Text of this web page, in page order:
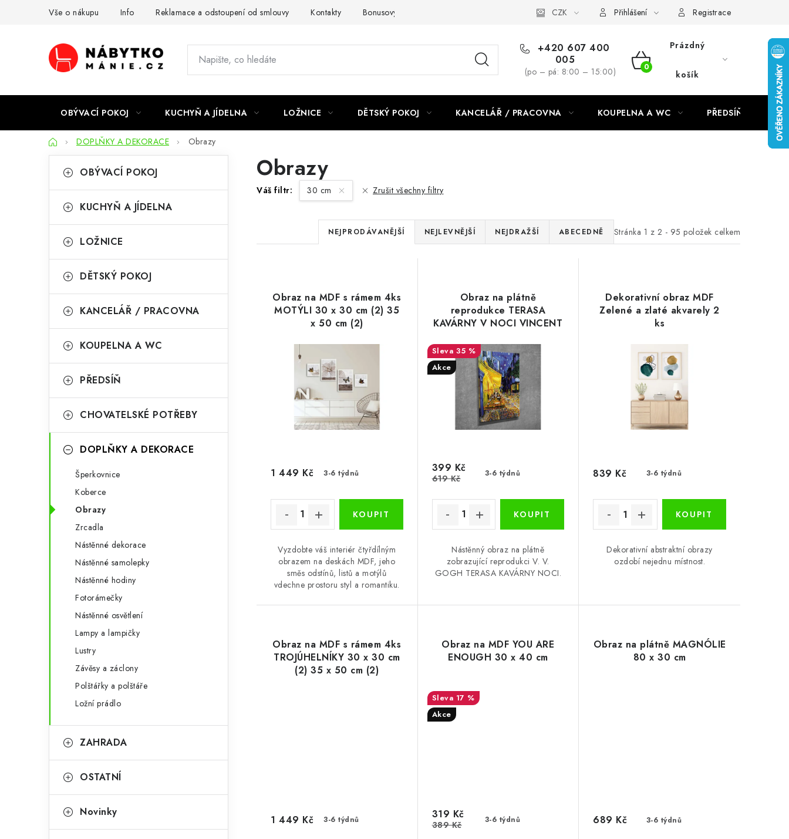
Vše o nákupu Info Reklamace a odstoupení od smlouvy Kontakty Bonusový program NBM+ CZK Přihlášení Registrace
+420 607 400
005
(po – pá: 8:00 – 15:00)
NÁKUPNÍ
Prázdný
košík
OBÝVACÍ POKOJ KUCHYŇ A JÍDELNA LOŽNICE DĚTSKÝ POKOJ KANCELÁŘ / PRACOVNA KOUPELNA A WC PŘEDSÍŇ
DomůDOPLŇKY A DEKORACE Obrazy
o
t
r
n
n
p
e
kategorie
a
e
o
i
OBÝVACÍ POKOJ
KUCHYŇ A JÍDELNA
LOŽNICE
DĚTSKÝ POKOJ
KANCELÁŘ / PRACOVNA
KOUPELNA A WC
PŘEDSÍŇ
CHOVATELSKÉ POTŘEBY
DOPLŇKY A DEKORACE
Šperkovnice
Koberce
Obrazy
Zrcadla
Nástěnné dekorace
Nástěnné samolepky
Nástěnné hodiny
Fotorámečky
Nástěnné osvětlení
Lampy a lampičky
Lustry
Závěsy a záclony
Polštářky a polštáře
Ložní prádlo
ZAHRADA
OSTATNÍ
Novinky
Obrazy
Váš filtr: 30 cm Zrušit všechny filtry
Stránka 1 z 2 - 95 položek celkem
Ř
a
e
n
í
p
r
o
d
k
t
ů
NEJPRODÁVANĚJŠÍ NEJLEVNĚJŠÍ NEJDRAŽŠÍ ABECEDNĚ
Obraz na MDF s rámem 4ks
MOTÝLI 30 x 30 cm (2) 35
x 50 cm (2)
3-6 týdnů
1 449 Kč
Vyzdobte váš interiér čtyřdílným
obrazem na deskách MDF, jeho
směs odstínů, listů a motýlů
vdechne prostoru styl a romantiku.
Obraz na plátně
reprodukce TERASA
KAVÁRNY V NOCI VINCENT
35 %
Akce
3-6 týdnů
399 Kč
619 Kč
Nástěnný obraz na plátně
zobrazující reprodukci V. V.
GOGH TERASA KAVÁRNY NOCI.
Dekorativní obraz MDF
Zelené a zlaté akvarely 2
ks
3-6 týdnů
839 Kč
Dekorativní abstraktní obrazy
ozdobí nejednu místnost.
Obraz na MDF s rámem 4ks
TROJÚHELNÍKY 30 x 30 cm
(2) 35 x 50 cm (2)
3-6 týdnů
1 449 Kč
Obraz na MDF YOU ARE
ENOUGH 30 x 40 cm
17 %
Akce
3-6 týdnů
319 Kč
389 Kč
Obraz na plátně MAGNÓLIE
80 x 30 cm
3-6 týdnů
689 Kč